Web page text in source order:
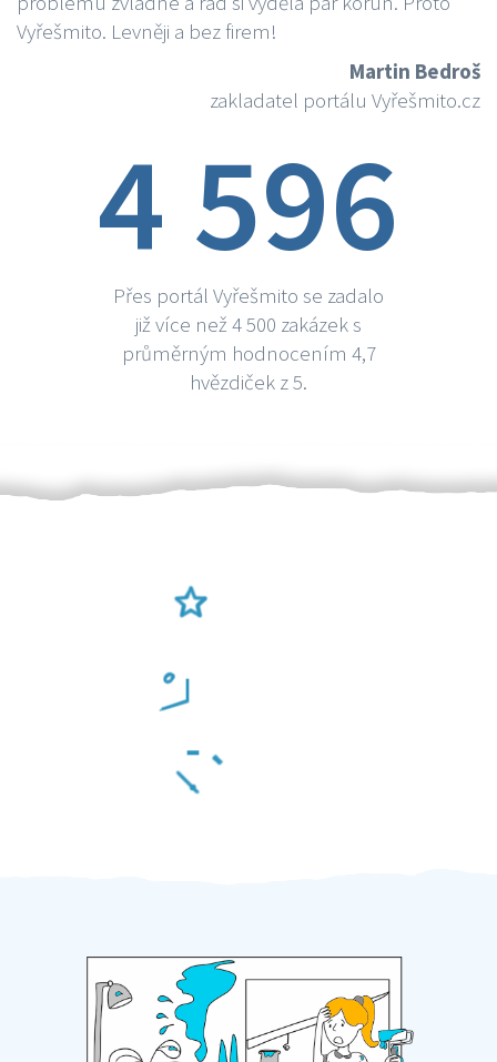
Vyřešmito. Levněji a bez firem!
Martin Bedroš
zakladatel portálu Vyřešmito.cz
4 596
Přes portál Vyřešmito se zadalo
již více než 4 500 zakázek s
průměrným hodnocením 4,7
hvězdiček z 5.